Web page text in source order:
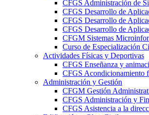
CFGS Administración de
CFGS Desarrollo de
CFGS Desarrollo de
CFGS Desarrollo de
CFGM Sistemas
Curso de Especialización
Actividades Físicas y Deportivas
CFGS Enseñanza y
CFGS Acondicionamiento
Administración y Gestión
CFGM Gestión
CFGS Administración y
CFGS Asistencia a la